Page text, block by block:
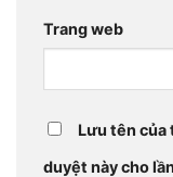
Trang web
Lưu tên của
duyệt này cho